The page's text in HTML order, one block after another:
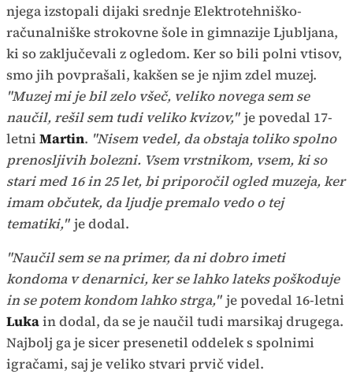
njega izstopali dijaki srednje Elektrotehniško-
računalniške strokovne šole in gimnazije Ljubljana,
ki so zaključevali z ogledom. Ker so bili polni vtisov,
smo jih povprašali, kakšen se je njim zdel muzej.
"Muzej mi je bil zelo všeč, veliko novega sem se
naučil, rešil sem tudi veliko kvizov," je povedal 17-
letni Martin. "Nisem vedel, da obstaja toliko spolno
prenosljivih bolezni. Vsem vrstnikom, vsem, ki so
stari med 16 in 25 let, bi priporočil ogled muzeja, ker
imam občutek, da ljudje premalo vedo o tej
tematiki," je dodal.
"Naučil sem se na primer, da ni dobro imeti
kondoma v denarnici, ker se lahko lateks poškoduje
in se potem kondom lahko strga," je povedal 16-letni
Lukain dodal, da se je naučil tudi marsikaj drugega.
Najbolj ga je sicer presenetil oddelek s spolnimi
igračami, saj je veliko stvari prvič videl.